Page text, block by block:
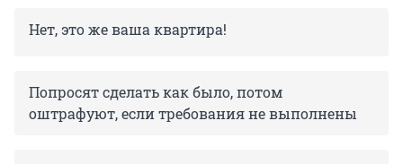
Нет, это же ваша квартира!
Попросят сделать как было, потом
оштрафуют, если требования не выполнены